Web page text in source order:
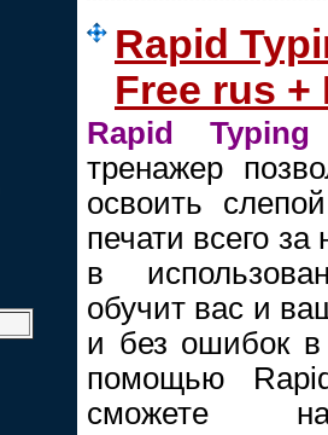
Rapid
Free rus +
Rapid
тренажер
освоить
печати всего
в
обучит вас и
и без ошибок
помощью
сможете